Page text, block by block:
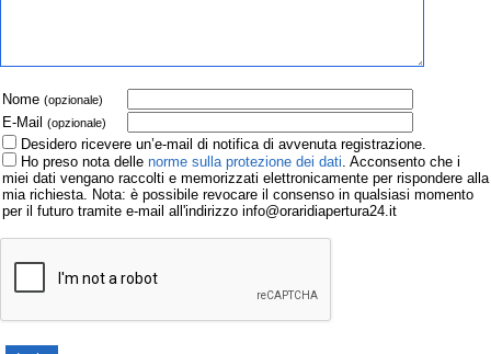
Nome (opzionale)
E-Mail (opzionale)
Desidero ricevere un’e-mail di notifica di avvenuta registrazione.
Ho preso nota delle norme sulla protezione dei dati. Acconsento che i
miei dati vengano raccolti e memorizzati elettronicamente per rispondere alla
mia richiesta. Nota: è possibile revocare il consenso in qualsiasi momento
per il futuro tramite e-mail all'indirizzo info@oraridiapertura24.it